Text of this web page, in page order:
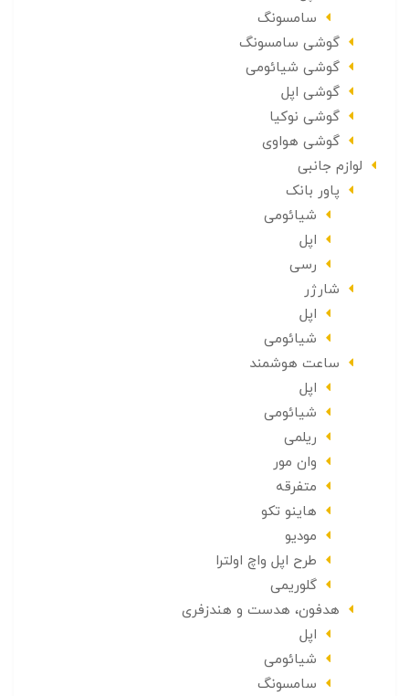
سامسونگ
گوشی سامسونگ
گوشی شیائومی
گوشی اپل
گوشی نوکیا
گوشی هواوی
لوازم جانبی
پاور بانک
شیائومی
اپل
رسی
شارژر
اپل
شیائومی
ساعت هوشمند
اپل
شیائومی
ریلمی
وان مور
متفرقه
هاینو تکو
مودیو
طرح اپل واچ اولترا
گلوریمی
هدفون، هدست و هندزفری
اپل
شیائومی
سامسونگ